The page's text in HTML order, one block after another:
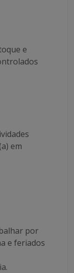
e
em
por
e feriados